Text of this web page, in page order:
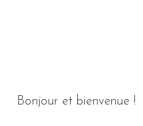
Bonjour et bienvenue !